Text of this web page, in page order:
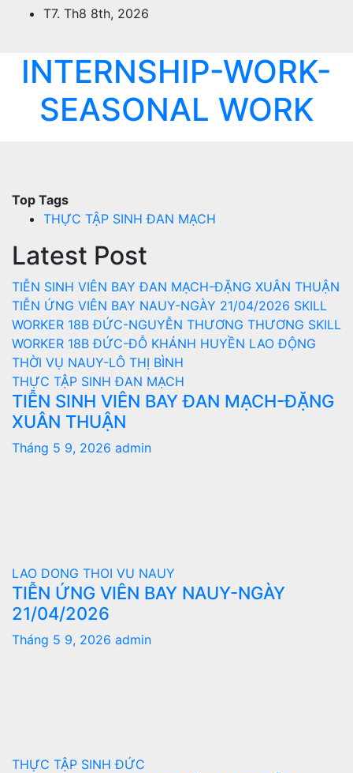
T7. Th8 8th, 2026
INTERNSHIP-WORK-
SEASONAL WORK
Top Tags
THỰC TẬP SINH ĐAN MẠCH
Latest Post
TIỄN SINH VIÊN BAY ĐAN MẠCH-ĐẶNG XUÂN THUẬN
TIỄN ỨNG VIÊN BAY NAUY-NGÀY 21/04/2026 SKILL
WORKER 18B ĐỨC-NGUYỄN THƯƠNG THƯƠNG SKILL
WORKER 18B ĐỨC-ĐỖ KHÁNH HUYỀN LAO ĐỘNG
THỜI VỤ NAUY-LÔ THỊ BÌNH
THỰC TẬP SINH ĐAN MẠCH
TIỄN SINH VIÊN BAY ĐAN MẠCH-ĐẶNG
XUÂN THUẬN
Tháng 5 9, 2026 admin
LAO DONG THOI VU NAUY
TIỄN ỨNG VIÊN BAY NAUY-NGÀY
21/04/2026
Tháng 5 9, 2026 admin
THỰC TẬP SINH ĐỨC